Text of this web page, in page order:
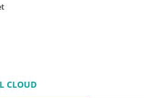
CLOUD